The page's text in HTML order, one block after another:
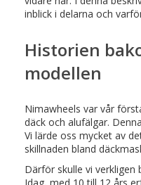
inblick i delarna och
Historien
modellen
Nimawheels var vår
däck och alufälgar.
Vi lärde oss mycket av
skillnaden bland
Därför skulle vi verkligen